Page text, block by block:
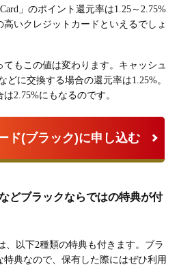
Card」のポイント還元率は1.25～2.75%
いクレジットカードといえるでしょ
もこの値は変わります。 キャッシュ
どに交換する場合の還元率は1.25%。
は2.75%にもなるのです。
ド(ブラック)に申し込む
どブラックならではの特典が付
、以下2種類の特典も付きます。ブラ
典なので、保有した際にはぜひ利用